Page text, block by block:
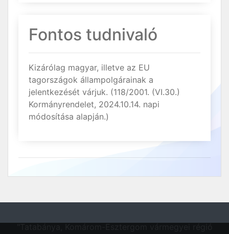
Fontos tudnivaló
Kizárólag magyar, illetve az EU
tagországok állampolgárainak a
jelentkezését várjuk. (118/2001. (VI.30.)
Kormányrendelet, 2024.10.14. napi
módosítása alapján.)